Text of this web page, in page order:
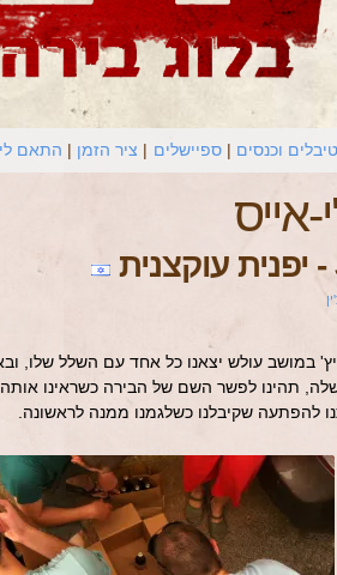
וכנסים ספיישלים ציר הזמן התאם
אייס
להפתעה שקיבלנו כשלגמנו ממנה לראשונה.